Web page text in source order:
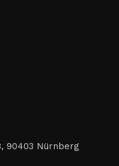
90403 Nürnberg